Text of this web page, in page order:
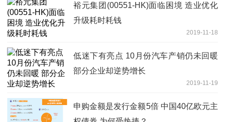
裕元集团(00551-HK)面临困境 造业优化
升级耗时耗钱
2019-11-18
低迷下有亮点 10月份汽车产销仍未回暖
部分企业却逆势增长
2019-11-19
申购金额是发行金额5倍 中国40亿欧元主